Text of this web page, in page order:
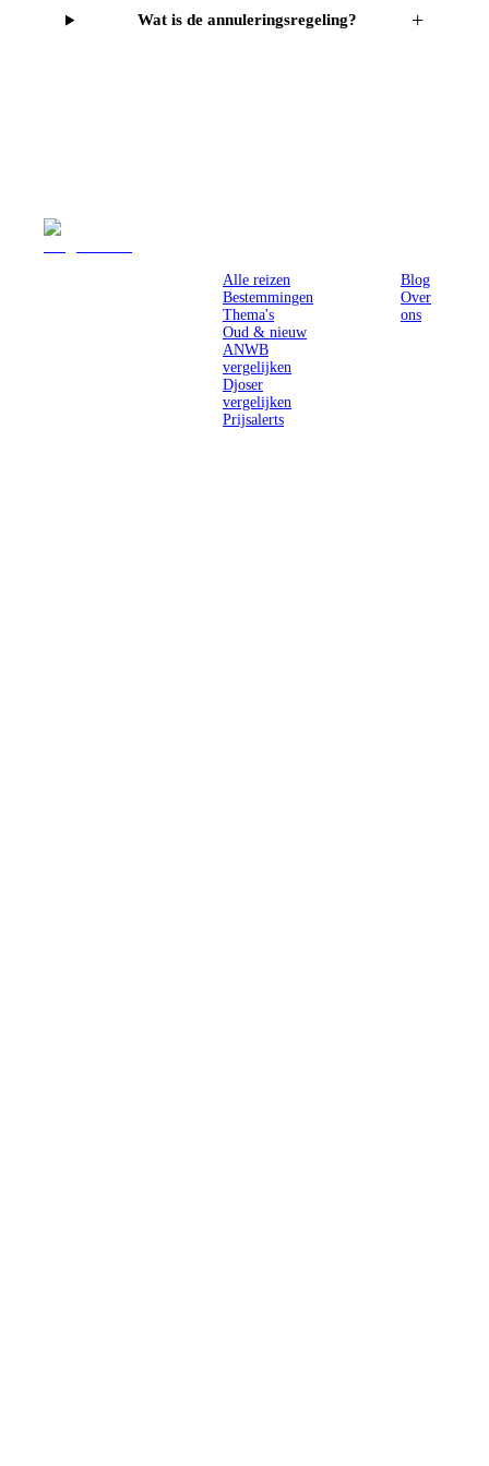
Wat is de annuleringsregeling? +
Alle reizen
Bestemmingen
Thema's
Oud & nieuw
ANWB
vergelijken
Djoser
vergelijken
Prijsalerts
Blog
Over
ons